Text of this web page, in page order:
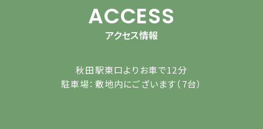
ACCESS
アクセス情報
秋田駅東口よりお車で12分
駐車場：敷地内にございます（7台）